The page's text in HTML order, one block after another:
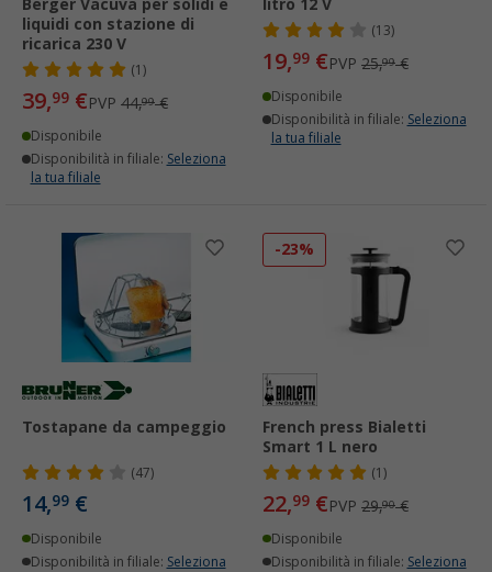
Berger Vacuva per solidi e
liquidi con stazione di
ricarica 230 V
(1)
39,99 €PVP 44,99€
Disponibile
Disponibilità in filiale: Seleziona
la tua filiale
litro 12 V
(13)
19,99 €PVP 25,99€
Disponibile
Disponibilità in filiale: Seleziona
la tua filiale
Tostapane da campeggio
(47)
14,99 €
Disponibile
Disponibilità in filiale: Seleziona
-23%
French press Bialetti
Smart 1 L nero
(1)
22,99 €PVP 29,90€
Disponibile
Disponibilità in filiale: Seleziona